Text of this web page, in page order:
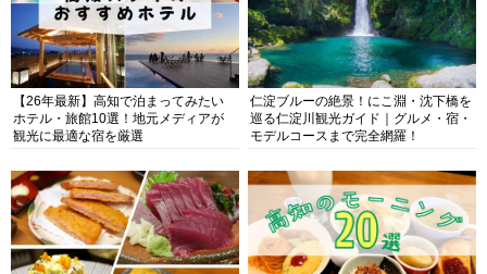
【26年最新】高知で泊まってみたい
ホテル・旅館10選！地元メディアが
観光に最適な宿を厳選
仁淀ブルーの絶景！にこ淵・沈下橋を
巡る仁淀川観光ガイド｜グルメ・宿・
モデルコースまで完全網羅！